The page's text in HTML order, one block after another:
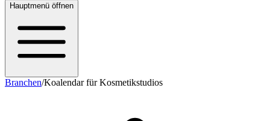
Hauptmenü öffnen
Branchen/Koalendar für Kosmetikstudios